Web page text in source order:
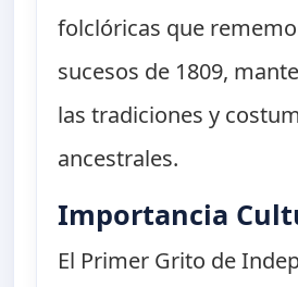
folclóricas que
sucesos de 1809,
las tradiciones y
ancestrales.
Importancia
El Primer Grito de